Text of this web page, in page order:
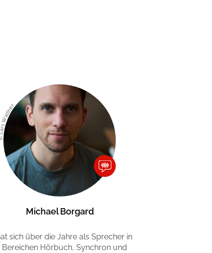
© Lars Walther
Michael Borgard
sich über die Jahre als Sprecher in
Bereichen Hörbuch, Synchron und